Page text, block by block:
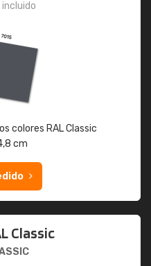
incluido
colores RAL Classic
cm
Classic